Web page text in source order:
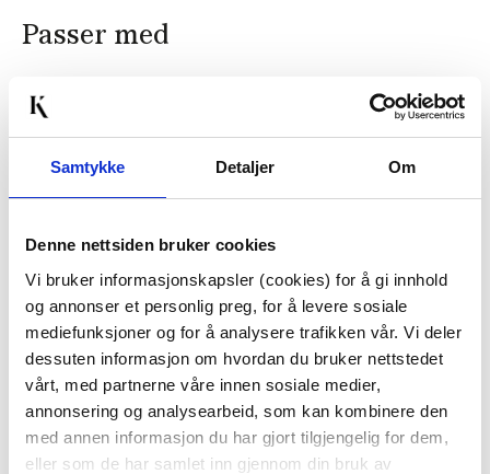
Samtykke Detaljer Om
Denne nettsiden bruker cookies
Vi bruker informasjonskapsler (cookies) for å gi innhold
og annonser et personlig preg, for å levere sosiale
mediefunksjoner og for å analysere trafikken vår. Vi deler
dessuten informasjon om hvordan du bruker nettstedet
vårt, med partnerne våre innen sosiale medier,
annonsering og analysearbeid, som kan kombinere den
med annen informasjon du har gjort tilgjengelig for dem,
eller som de har samlet inn gjennom din bruk av
Passer med
LYKKETEGNING -
BESTEFAR KRUS 40 CL
BEIGE
KUN PÅ NETT
299,00
LYKKETEGNING
MAMMA
299,00
KJØP